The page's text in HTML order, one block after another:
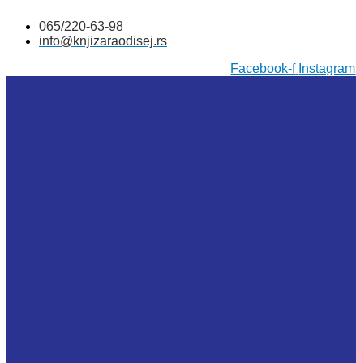
sadržaj
065/220-63-98
info@knjizaraodisej.rs
Facebook-f Instagram